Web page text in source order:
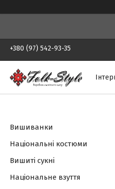
+380 (97) 542-93-35
Вишиванки
Національні костюми
Вишиті сукні
Національне взуття